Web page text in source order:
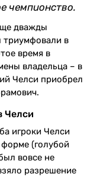
чемпионство.
дважды
триумфовали в
время в
владельца – в
Челси приобрел
Челси
игроки Челси
(голубой
вовсе не
разрешение